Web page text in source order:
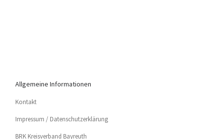
Allgemeine Informationen
Kon­takt
Impres­sum / Datenschutzerklärung
BRK Kreis­ver­band Bayreuth